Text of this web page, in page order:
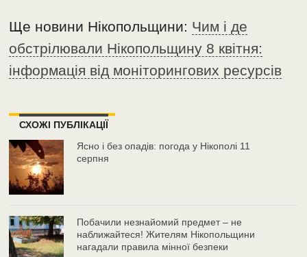
Ще новини Нікопольщини: Чим і де
обстрілювали Нікопольщину 8 квітня:
інформація від моніторингових ресурсів
СХОЖІ ПУБЛІКАЦІЇ
Ясно і без опадів: погода у Нікополі 11
серпня
Побачили незнайомий предмет – не
наближайтеся! Жителям Нікопольщини
нагадали правила мінної безпеки